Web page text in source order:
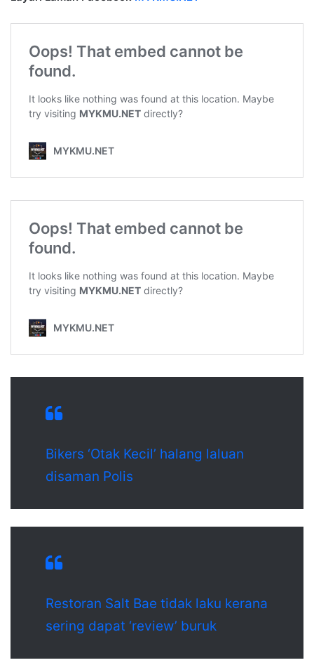
Bikers ‘Otak Kecil’ halang laluan
disaman Polis
Restoran Salt Bae tidak laku kerana
sering dapat ‘review’ buruk